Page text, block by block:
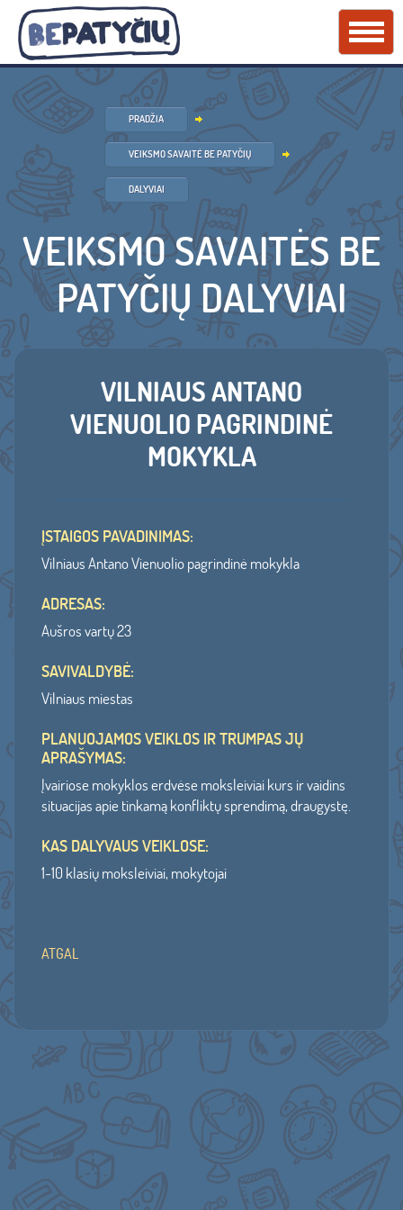
PRADŽIA
VEIKSMO SAVAITĖ BE PATYČIŲ
DALYVIAI
VEIKSMO SAVAITĖS BE
PATYČIŲ DALYVIAI
VILNIAUS ANTANO
VIENUOLIO PAGRINDINĖ
MOKYKLA
ĮSTAIGOS PAVADINIMAS:
Vilniaus Antano Vienuolio pagrindinė mokykla
ADRESAS:
Aušros vartų 23
SAVIVALDYBĖ:
Vilniaus miestas
PLANUOJAMOS VEIKLOS IR TRUMPAS JŲ
APRAŠYMAS:
Įvairiose mokyklos erdvėse moksleiviai kurs ir vaidins
situacijas apie tinkamą konfliktų sprendimą, draugystę.
KAS DALYVAUS VEIKLOSE:
1-10 klasių moksleiviai, mokytojai
ATGAL